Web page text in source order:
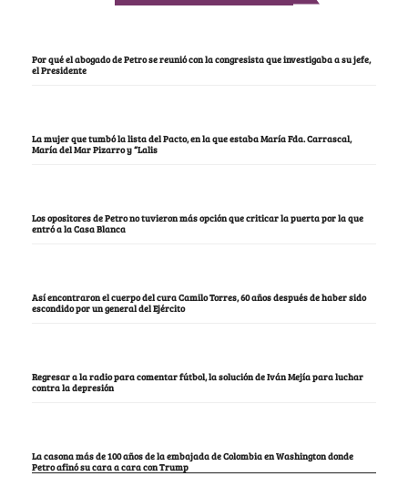
Por qué el abogado de Petro se reunió con la congresista que investigaba a su jefe,
el Presidente
La mujer que tumbó la lista del Pacto, en la que estaba María Fda. Carrascal,
María del Mar Pizarro y “Lalis
Los opositores de Petro no tuvieron más opción que criticar la puerta por la que
entró a la Casa Blanca
Así encontraron el cuerpo del cura Camilo Torres, 60 años después de haber sido
escondido por un general del Ejército
Regresar a la radio para comentar fútbol, la solución de Iván Mejía para luchar
contra la depresión
La casona más de 100 años de la embajada de Colombia en Washington donde
Petro afinó su cara a cara con Trump